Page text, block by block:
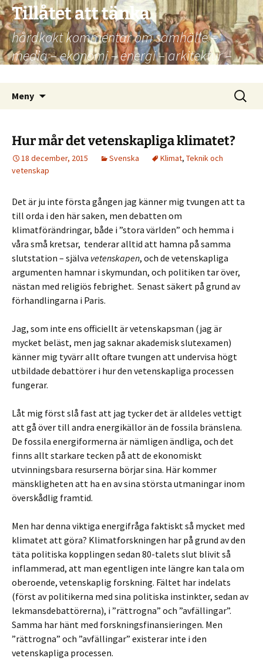
Hoppa
till
innehåll
Tillåtet att tänka
hårdkokt kommentar om samhälle –
media – ekonomi – energi – arkitektur –
Meny
Sök
efter:
Hur mår det vetenskapliga klimatet?
18 december, 2015 Svenska Klimat, Teknik och
vetenskap
Det är ju inte första gången jag känner mig tvungen att ta
till orda i den här saken, men debatten om
klimatförändringar, både i ”stora världen” och hemma i
våra små kretsar, tenderar alltid att hamna på samma
slutstation – själva vetenskapen, och de vetenskapliga
argumenten hamnar i skymundan, och politiken tar över,
nästan med religiös febrighet. Senast säkert på grund av
förhandlingarna i Paris.
Jag, som inte ens officiellt är vetenskapsman (jag är
mycket beläst, men jag saknar akademisk slutexamen)
känner mig tyvärr allt oftare tvungen att undervisa högt
utbildade debattörer i hur den vetenskapliga processen
fungerar.
Låt mig först slå fast att jag tycker det är alldeles vettigt
att gå över till andra energikällor än de fossila bränslena.
De fossila energiformerna är nämligen ändliga, och det
finns allt starkare tecken på att de ekonomiskt
utvinningsbara resurserna börjar sina. Här kommer
mänskligheten att ha en av sina största utmaningar inom
överskådlig framtid.
Men har denna viktiga energifråga faktiskt så mycket med
klimatet att göra? Klimatforskningen har på grund av den
täta politiska kopplingen sedan 80-talets slut blivit så
inflammerad, att man egentligen inte längre kan tala om
oberoende, vetenskaplig forskning. Fältet har indelats
(först av politikerna med sina politiska instinkter, sedan av
lekmansdebattörerna), i ”rättrogna” och ”avfällingar”.
Samma har hänt med forskningsfinansieringen. Men
”rättrogna” och ”avfällingar” existerar inte i den
vetenskapliga processen.